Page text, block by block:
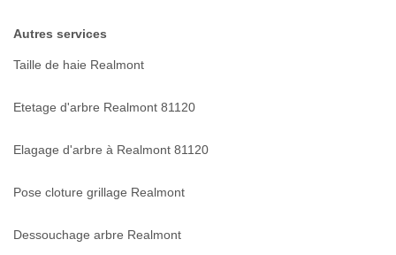
Autres services
Taille de haie Realmont
Etetage d'arbre Realmont 81120
Elagage d'arbre à Realmont 81120
Pose cloture grillage Realmont
Dessouchage arbre Realmont